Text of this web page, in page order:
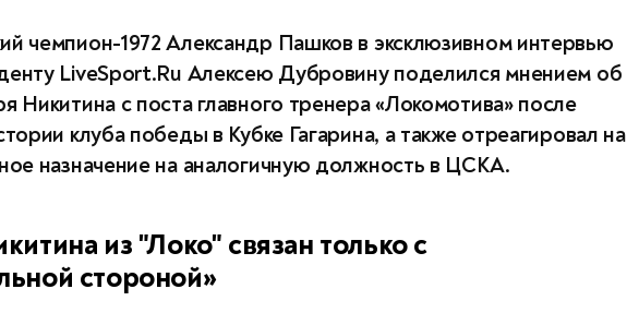
чемпион-1972 Александр Пашков в эксклюзивном интервью
LiveSport.Ru Алексею Дубровину поделился мнением об
Никитина с поста главного тренера «Локомотива» после
клуба победы в Кубке Гагарина, а также отреагировал на
назначение на аналогичную должность в ЦСКА.
из "Локо" связан только с
стороной»